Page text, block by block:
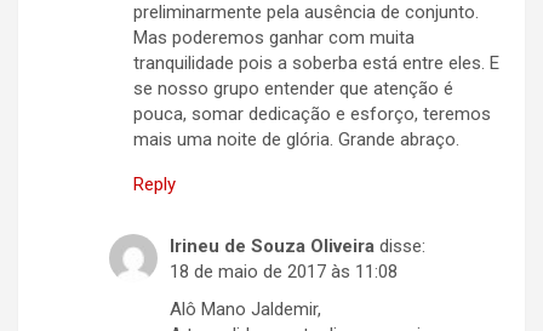
preliminarmente pela ausência de conjunto.
Mas poderemos ganhar com muita
tranquilidade pois a soberba está entre eles. E
se nosso grupo entender que atenção é
pouca, somar dedicação e esforço, teremos
mais uma noite de glória. Grande abraço.
Reply
Irineu de Souza Oliveira disse:
18 de maio de 2017 às 11:08
Alô Mano Jaldemir,